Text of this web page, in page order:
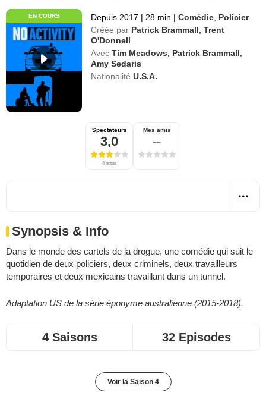
EN COURS Depuis 2017 | 28 min | Comédie Policier
Créée par Patrick Brammall ,Trent
O'Donnell
Avec Tim Meadows Patrick Brammall
Amy Sedaris
Nationalité U.S.A.
Spectateurs
3,0
4 notes
Mes amis
--
Synopsis & Info
Dans le monde des cartels de la drogue, une comédie qui suit le
quotidien de deux policiers, deux criminels, deux travailleurs
temporaires et deux mexicains travaillant dans un tunnel.
Adaptation US de la série éponyme australienne (2015-2018).
4 Saisons 32 Episodes
Voir la Saison 4